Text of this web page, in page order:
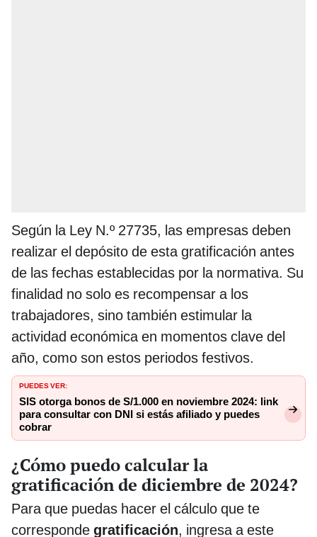
Según la Ley N.º 27735, las empresas deben
realizar el depósito de esta gratificación antes
de las fechas establecidas por la normativa. Su
finalidad no solo es recompensar a los
trabajadores, sino también estimular la
actividad económica en momentos clave del
año, como son estos periodos festivos.
PUEDES VER:
SIS otorga bonos de S/1.000 en noviembre 2024: link
para consultar con DNI si estás afiliado y puedes
cobrar
¿Cómo puedo calcular la
gratificación de diciembre de 2024?
Para que puedas hacer el cálculo que te
corresponde gratificación, ingresa a este